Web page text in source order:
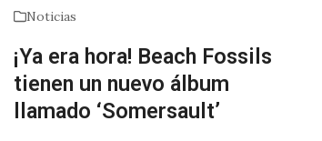
Noticias
¡Ya era hora! Beach Fossils
tienen un nuevo álbum
llamado ‘Somersault’